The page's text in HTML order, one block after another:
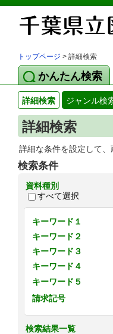
トップページ > 詳細検索
かんたん検索
詳細検索 ジャンル検
詳細検索
詳細な条件を設定して、
検索条件
資料種別
すべて選択
キーワード１
キーワード２
キーワード３
キーワード４
キーワード５
請求記号
検索結果一覧